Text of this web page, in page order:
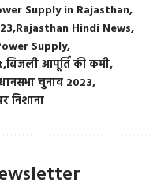
Supply in Rajasthan
Rajasthan Hindi News
Supply
बिजली आपूर्ति की कमी
चुनाव 2023
निशाना